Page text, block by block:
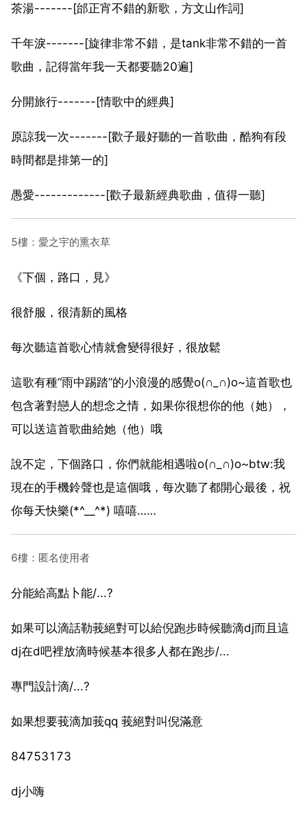
茶湯-------[邰正宵不錯的新歌，方文山作詞]
千年淚-------[旋律非常不錯，是tank非常不錯的一首
歌曲，記得當年我一天都要聽20遍]
分開旅行-------[情歌中的經典]
原諒我一次-------[歡子最好聽的一首歌曲，酷狗有段
時間都是排第一的]
愚愛-------------[歡子最新經典歌曲，值得一聽]
5樓：愛之宇的熏衣草
《下個，路口，見》
很舒服，很清新的風格
每次聽這首歌心情就會變得很好，很放鬆
這歌有種“雨中踢踏”的小浪漫的感覺o(∩_∩)o~這首歌也
包含著對戀人的想念之情，如果你很想你的他（她），
可以送這首歌曲給她（他）哦
說不定，下個路口，你們就能相遇啦o(∩_∩)o~btw:我
現在的手機鈴聲也是這個哦，每次聽了都開心最後，祝
你每天快樂(*^__^*) 嘻嘻……
6樓：匿名使用者
分能給高點卜能/...?
如果可以滴話勒莪絕對可以給倪跑步時候聽滴dj而且這
dj在d吧裡放滴時候基本很多人都在跑步/...
專門設計滴/...?
如果想要莪滴加莪qq 莪絕對叫倪滿意
84753173
dj小嗨